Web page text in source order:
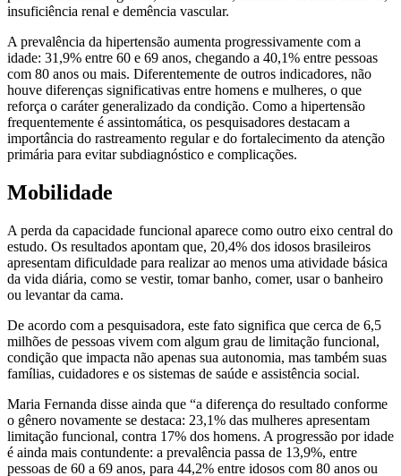
insuficiência renal e demência vascular.
A prevalência da hipertensão aumenta progressivamente com a
idade: 31,9% entre 60 e 69 anos, chegando a 40,1% entre pessoas
com 80 anos ou mais. Diferentemente de outros indicadores, não
houve diferenças significativas entre homens e mulheres, o que
reforça o caráter generalizado da condição. Como a hipertensão
frequentemente é assintomática, os pesquisadores destacam a
importância do rastreamento regular e do fortalecimento da atenção
primária para evitar subdiagnóstico e complicações.
Mobilidade
A perda da capacidade funcional aparece como outro eixo central do
estudo. Os resultados apontam que, 20,4% dos idosos brasileiros
apresentam dificuldade para realizar ao menos uma atividade básica
da vida diária, como se vestir, tomar banho, comer, usar o banheiro
ou levantar da cama.
De acordo com a pesquisadora, este fato significa que cerca de 6,5
milhões de pessoas vivem com algum grau de limitação funcional,
condição que impacta não apenas sua autonomia, mas também suas
famílias, cuidadores e os sistemas de saúde e assistência social.
Maria Fernanda disse ainda que “a diferença do resultado conforme
o gênero novamente se destaca: 23,1% das mulheres apresentam
limitação funcional, contra 17% dos homens. A progressão por idade
é ainda mais contundente: a prevalência passa de 13,9%, entre
pessoas de 60 a 69 anos, para 44,2% entre idosos com 80 anos ou